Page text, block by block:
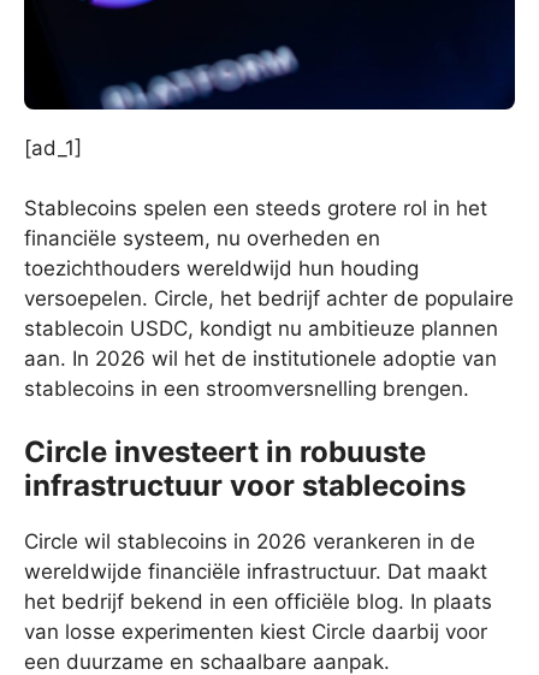
[ad_1]
Stablecoins spelen een steeds grotere rol in het
financiële systeem, nu overheden en
toezichthouders wereldwijd hun houding
versoepelen. Circle, het bedrijf achter de populaire
stablecoin USDC, kondigt nu ambitieuze plannen
aan. In 2026 wil het de institutionele adoptie van
stablecoins in een stroomversnelling brengen.
Circle investeert in robuuste
infrastructuur voor stablecoins
Circle wil stablecoins in 2026 verankeren in de
wereldwijde financiële infrastructuur. Dat maakt
het bedrijf bekend in een officiële blog. In plaats
van losse experimenten kiest Circle daarbij voor
een duurzame en schaalbare aanpak.